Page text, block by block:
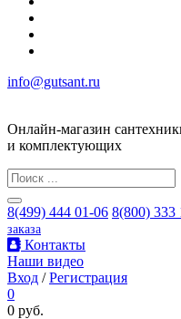
info@gutsant.ru
Онлайн-магазин
и комплектующих
8(499) 444 01-06 8(800) 333
заказа
Контакты
Наши видео
Вход /Регистрация
0
0 руб.